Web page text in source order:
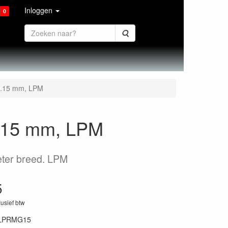
0 Inloggen
Zoeken
mm, LPM
mm, LPM
breed. LPM
btw